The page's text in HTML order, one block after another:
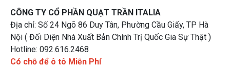
CÔNG TY CỔ PHẦN QUẠT TRẦN ITALIA
Địa chỉ: Số 24 Ngõ 86 Duy Tân, Phường Cầu Giấy, TP Hà
Nội ( Đối Diện Nhà Xuất Bản Chính Trị Quốc Gia Sự Thật )
Hotline: 092.616.2468
Có chỗ để ô tô Miễn Phí